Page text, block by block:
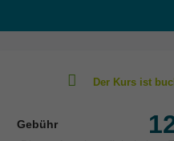
Gebühr